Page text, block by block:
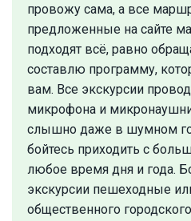
провожу сама, а все
предложенные на сайте
подходят всё, равно
составлю программу,
вам. Все экскурсии
микрофона и
слышно даже в шумном
бойтесь приходить с
любое время дня и года.
экскурсии пешеходные
общественного